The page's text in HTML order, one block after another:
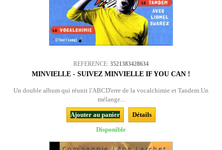
REFERENCE: 3521383428634
MINVIELLE - SUIVEZ MINVIELLE IF YOU CAN !
Un double album qui réunit l'ABCD'erre de la vocalchimie et Tandem.Un
mélange...
Ajouter au panier
Détails
Disponible